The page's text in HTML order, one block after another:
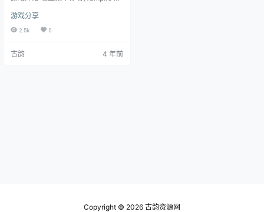
生存动作游戏，在无处可藏的平原
上面对成千上万的敌人，度过被诅
强大的如潮水般的敌人。 账号信息
游戏分享
2.5k 0
古韵 4 年前
Copyright © 2026 古韵资源网